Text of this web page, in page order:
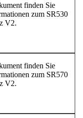
finden Sie
zum SR530
V2.
finden Sie
zum SR570
V2.